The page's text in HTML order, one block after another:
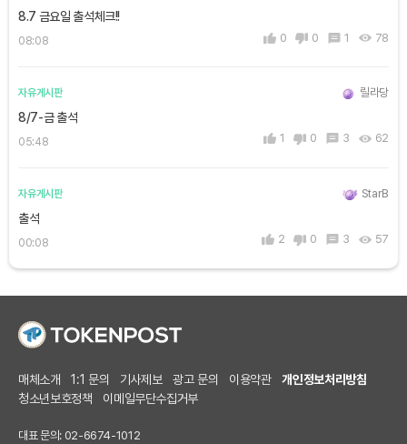
8.7 금요일 출석체크!!
08:08 0 0 1 78
자유게시판 릴라당
8/7-금 출석
05:48 1 0 3 62
자유게시판 StarB
출석
00:08 2 0 3 57
매체소개 1:1 문의 기사제보 광고 문의 이용약관
개인정보처리방침
청소년보호정책
이메일무단수집거부
대표 문의: 02-6674-1012